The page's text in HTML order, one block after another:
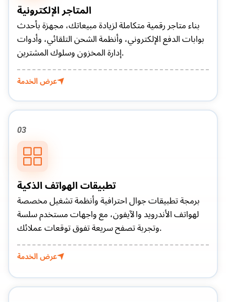
المتاجر الإلكترونية
بناء متاجر رقمية متكاملة لزيادة مبيعاتك، مجهزة بأحدث
بوابات الدفع الإلكتروني، وأنظمة الشحن التلقائي، وأدوات
إدارة المخزون وسلوك المشترين.
عرض الخدمة
03
تطبيقات الهواتف الذكية
برمجة تطبيقات جوال احترافية وأنظمة تشغيل مخصصة
لهواتف الأندرويد والآيفون، مع واجهات مستخدم سلسة
وتجربة تصفح سريعة تفوق توقعات عملائك.
عرض الخدمة